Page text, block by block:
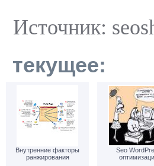
Источник:
текущее:
Внутренние факторы
ранжирования
Seo